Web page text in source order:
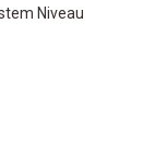
Niveau